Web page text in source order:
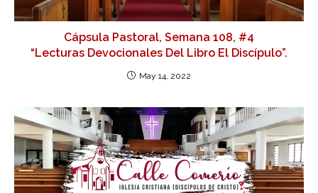
Cápsula Pastoral, Semana 108, #4
“Lecturas Devocionales Del Libro El Discípulo”.
May 14, 2022